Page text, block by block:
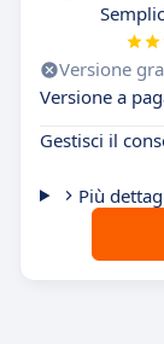
Versione
Versione a
Gestisci il
Più